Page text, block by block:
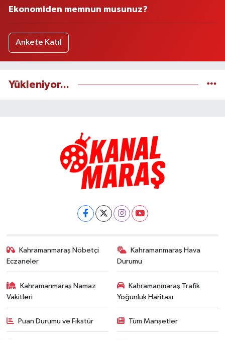
Ekonomiden memnun musunuz?
Ankete Katıl
Yükleniyor...
Kahramanmaraş Nöbetçi
Eczaneler
Kahramanmaraş Hava
Durumu
Kahramanmaraş Namaz
Vakitleri
Kahramanmaraş Trafik
Yoğunluk Haritası
Puan Durumu ve Fikstür Tüm Manşetler